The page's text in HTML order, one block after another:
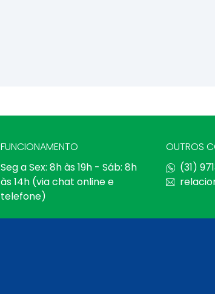
FUNCIONAMENTO
Seg a Sex: 8h às 19h - Sáb: 8h
às 14h (via chat online e
telefone)
OUTROS
(31)